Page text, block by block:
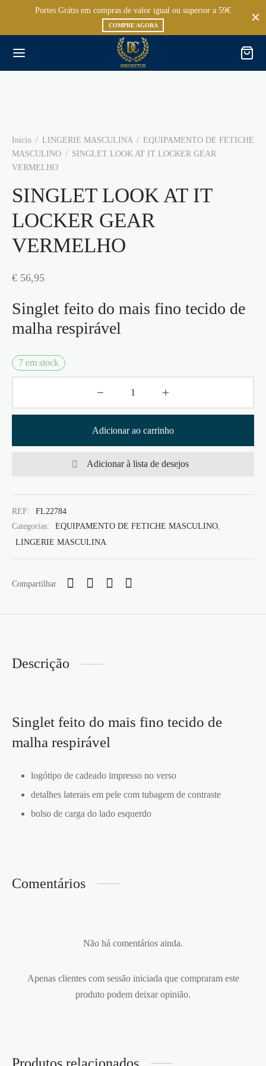
Portes Grátis em compras de valor igual ou superior a 59€
COMPRE AGORA
Início / LINGERIE MASCULINA / EQUIPAMENTO DE FETICHE
MASCULINO / SINGLET LOOK AT IT LOCKER GEAR
VERMELHO
SINGLET LOOK AT IT
LOCKER GEAR
VERMELHO
€ 56,95
Singlet feito do mais fino tecido de
malha respirável
7 em stock
Adicionar ao carrinho
Adicionar à lista de desejos
REF:
FL22784
Categorias:
EQUIPAMENTO DE FETICHE MASCULINO
LINGERIE MASCULINA
Compartilhar
Descrição
Singlet feito do mais fino tecido de
malha respirável
logótipo de cadeado impresso no verso
detalhes laterais em pele com tubagem de contraste
bolso de carga do lado esquerdo
Comentários
Não há comentários ainda.
Apenas clientes com sessão iniciada que compraram este
produto podem deixar opinião.